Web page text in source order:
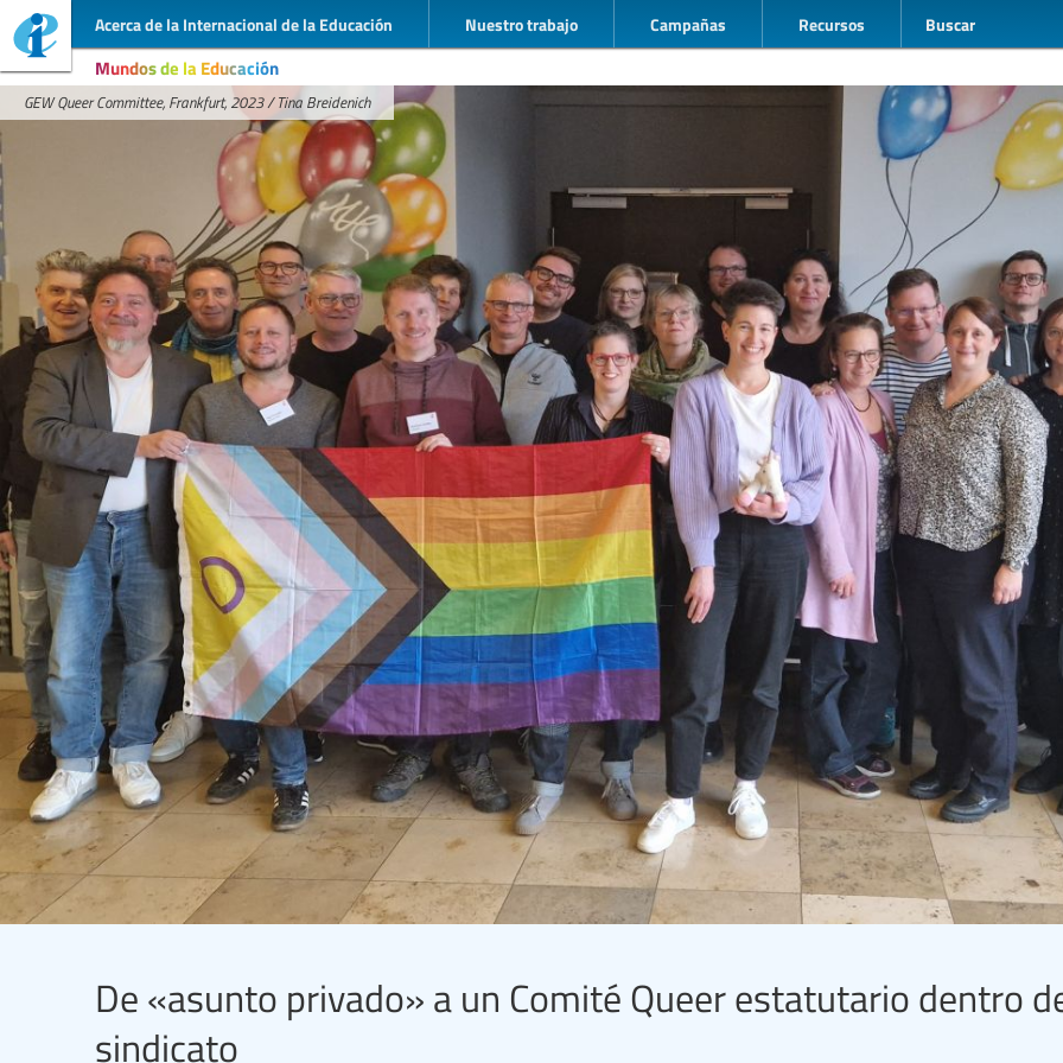
Acerca de la Internacional de la Educación Nuestro trabajo Campañas Recursos Buscar
Mundos de la Educación
GEW Queer Committee, Frankfurt, 2023 / Tina Breidenich
De «asunto privado» a un Comité Queer estatutario dentro
sindicato